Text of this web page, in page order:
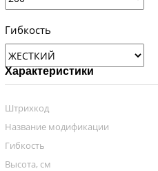
Гибкость
Характеристики
Штрихкод
Название модификации
Гибкость
Высота, см